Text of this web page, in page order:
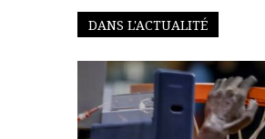
DANS L'ACTUALITÉ